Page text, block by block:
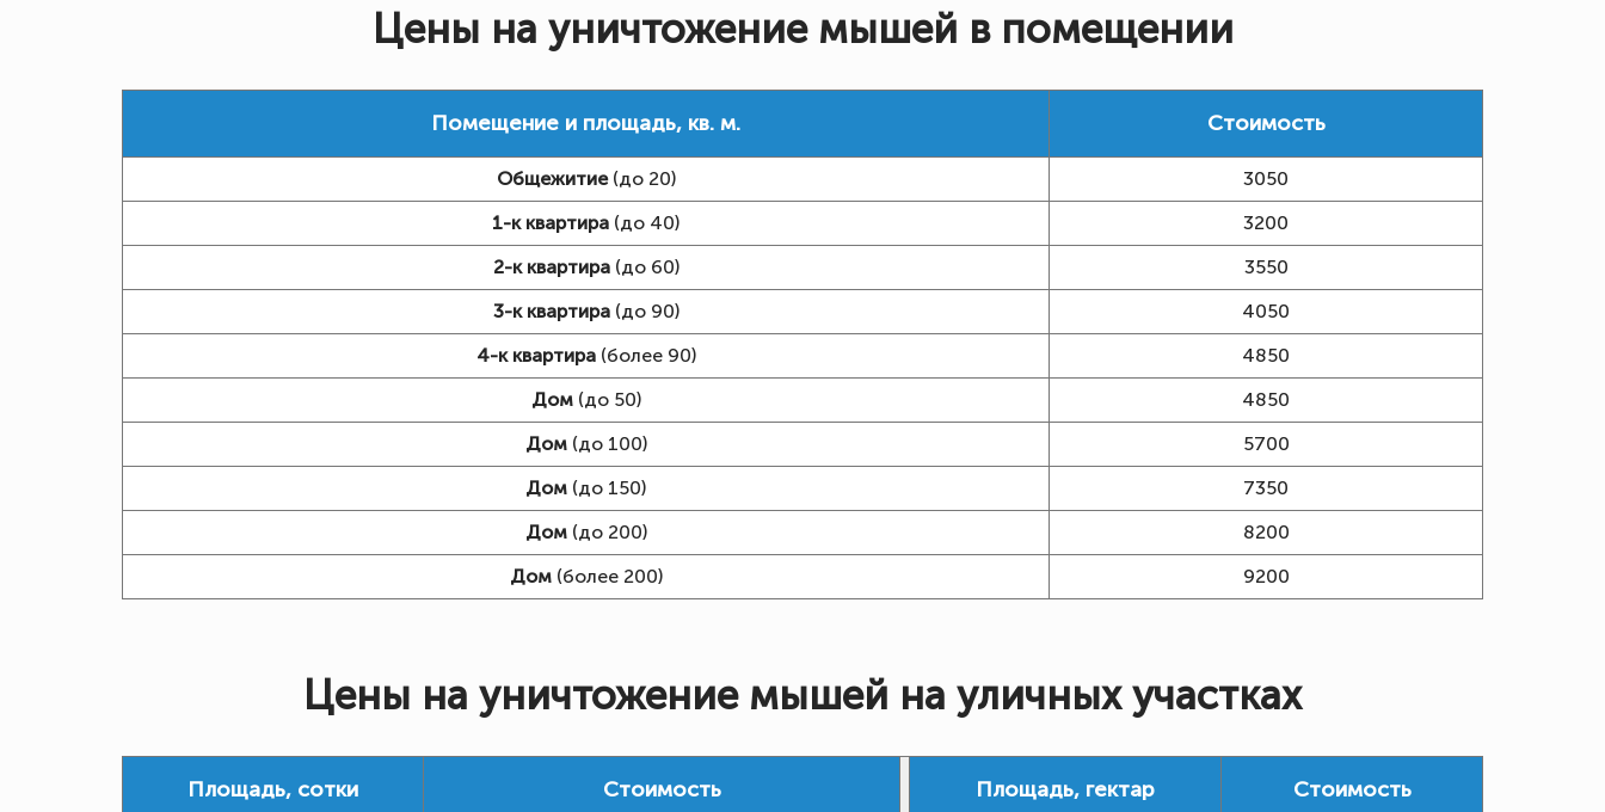
Цены на уничтожение мышей в помещении
Помещение и площадь, кв. м. Стоимость
Общежитие(до 20)
3050
1-к квартира (до 40)
3200
2-к квартира(до 60)
3550
3-к квартира(до 90)
4050
4-к квартира(более 90)
4850
Дом(до 50)
4850
Дом(до 100)
5700
Дом (до 150)
7350
Дом(до 200)
8200
Дом(более 200) 9200
Цены на уничтожение мышей на уличных участках
Площадь, сотки Стоимость Площадь, гектар Стоимость